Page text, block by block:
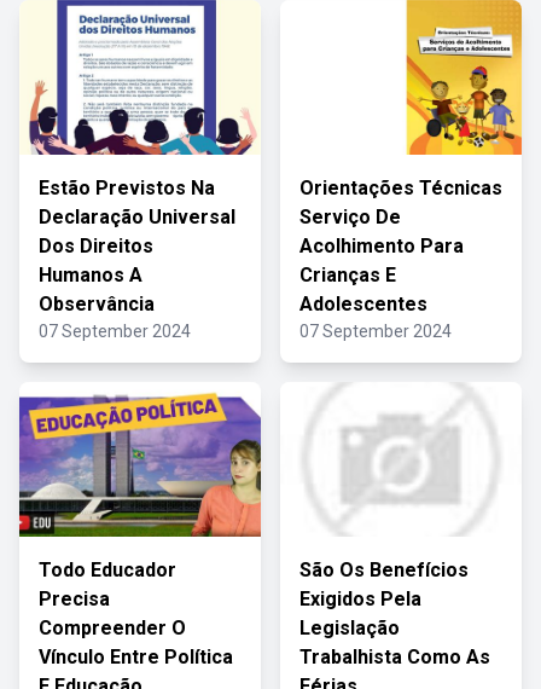
Estão Previstos Na
Declaração Universal
Dos Direitos
Humanos A
Observância
07 September 2024
Orientações Técnicas
Serviço De
Acolhimento Para
Crianças E
Adolescentes
07 September 2024
Todo Educador
Precisa
Compreender O
Vínculo Entre Política
São Os Benefícios
Exigidos Pela
Legislação
Trabalhista Como As